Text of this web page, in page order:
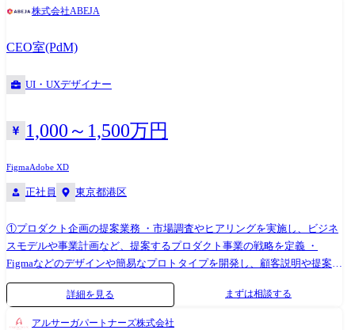
ど ・OS:macOS ・制作ツール:Adobe CC(Photoshop, Illustrator, InDesignな
ど), Figma, Microsoft PowerPointなど ・その他:Notion AI, ChatGPT,
MidjourneyなどのAIツール ●従事すべき業務の変更の範囲 会社の定める
業務
やご志向に併せて適切なプロジェクトのアサインが行われます。
株式会社ABEJA
CEO室(PdM)
UI・UXデザイナー
1,000～1,500万円
FigmaAdobe XD
正社員 東京都港区
①プロダクト企画の提案業務 ・市場調査やヒアリングを実施し、ビジネ
スモデルや事業計画など、提案するプロダクト事業の戦略を定義 ・
Figmaなどのデザインや簡易なプロトタイプを開発し、顧客説明や提案を
実施 ②新規プロダクトの開発支援業務 ・プロダクトのビジョンや戦略、
ロードマップを定義 ・顧客仮説からUI/UXを検討し、FigmaやMVPを開
発し企画提案 ・必要に応じて外部ベンダー/エンジニアマネジメント及
詳細を見る まずは相談する
アルサーガパートナーズ株式会社